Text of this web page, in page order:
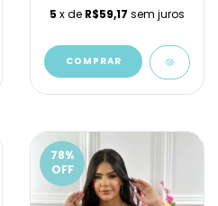
5 x de R$59,17 sem juros
COMPRAR
78%
OFF